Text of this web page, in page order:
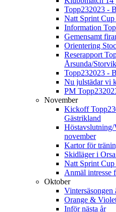
Topp232023 -
Natt Sprint Cup
Information
Gemensamt
Orientering
Reserapport
Årsunda/Storvik
Topp232023 -
Nu julstädar vi
PM
November
Kickoff
Gästrikland
november
Kartor för
Skidläger i
Natt Sprint Cup
Anmäl intresse
Oktober
Vintersäsongen
Orange &
Inför nästa år